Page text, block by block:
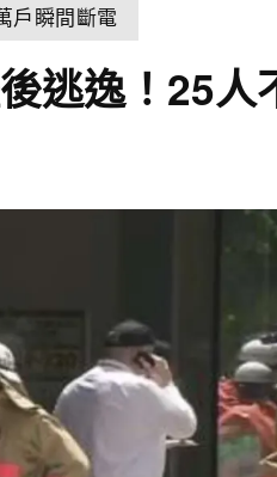
戶瞬間斷電
逃逸！25